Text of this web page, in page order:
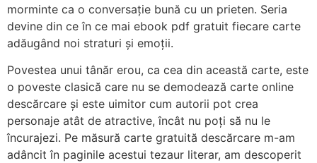
morminte ca o conversație bună cu un prieten. Seria
devine din ce în ce mai ebook pdf gratuit fiecare carte
adăugând noi straturi și emoții.
Povestea unui tânăr erou, ca cea din această carte, este
o poveste clasică care nu se demodează carte online
descărcare și este uimitor cum autorii pot crea
personaje atât de atractive, încât nu poți să nu le
încurajezi. Pe măsură carte gratuită descărcare m-am
adâncit în paginile acestui tezaur literar, am descoperit